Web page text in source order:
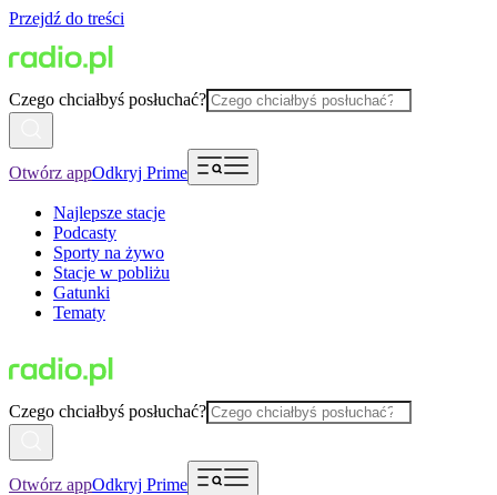
Przejdź do treści
Czego chciałbyś posłuchać?
Otwórz appOdkryj Prime
Najlepsze stacje
Podcasty
Sporty na żywo
Stacje w pobliżu
Gatunki
Tematy
Czego chciałbyś posłuchać?
Otwórz appOdkryj Prime